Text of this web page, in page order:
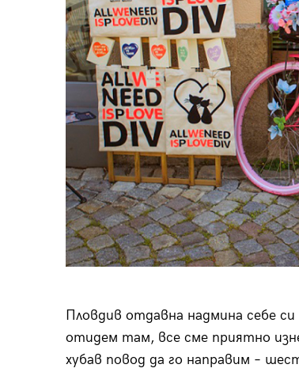
Пловдив отдавна надмина себе
отидем там, все сме приятно
хубав повод да го направим –